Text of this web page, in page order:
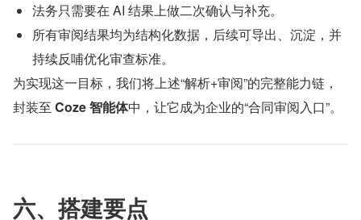
法务只需要在 AI 结果上做二次确认与补充。
所有审阅结果均为结构化数据，后续可导出、沉淀，并
持续反哺优化审查标准。
为实现这一目标，我们将上述“解析+审阅”的完整能力链，
封装至 Coze 智能体中，让它成为企业的“合同审阅入口”。
六、搭建要点